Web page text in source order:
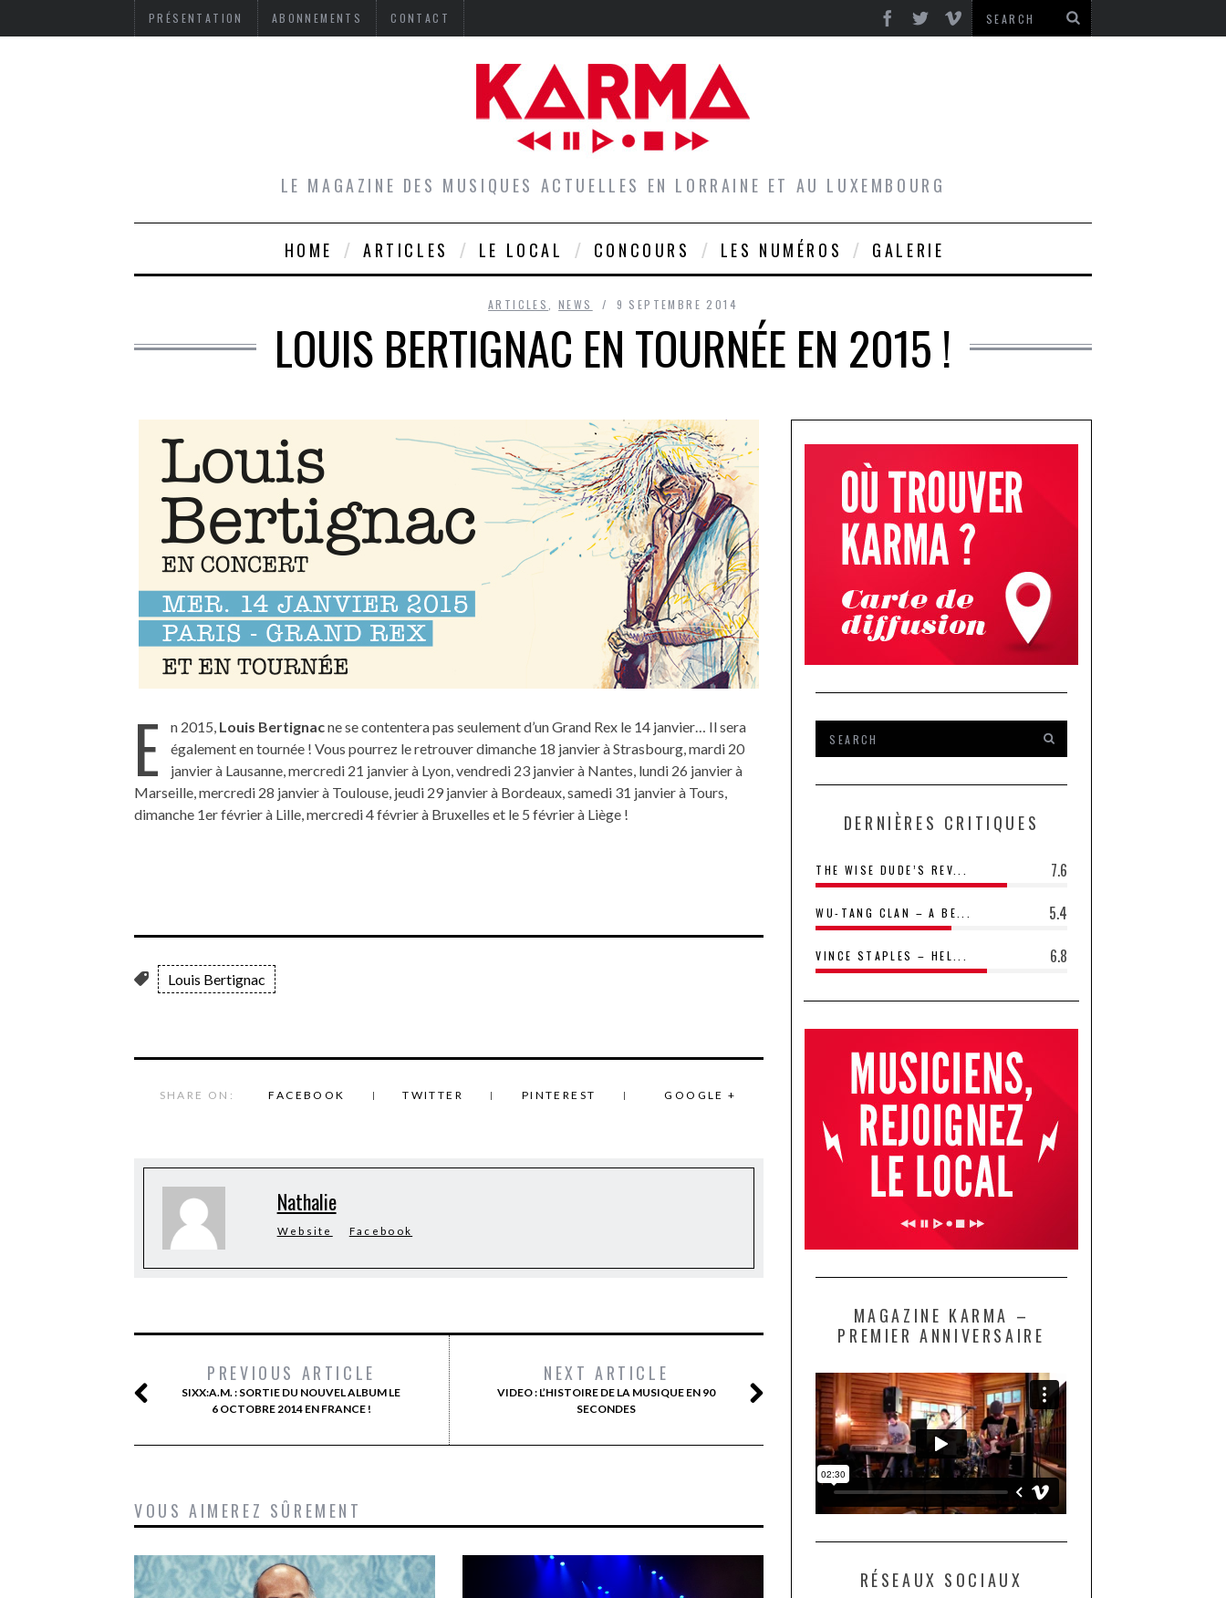
PRÉSENTATION ABONNEMENTS CONTACT
LE MAGAZINE DES MUSIQUES ACTUELLES EN LORRAINE ET AU LUXEMBOURG
HOME ARTICLES LE LOCAL CONCOURS LES NUMÉROS GALERIE
ARTICLES ,NEWS 9 SEPTEMBRE 2014
LOUIS BERTIGNAC EN TOURNÉE EN 2015 !
E n 2015, Louis Bertignacne se contentera pas seulement d’un Grand Rex le 14 janvier… Il sera
également en tournée ! Vous pourrez le retrouver dimanche 18 janvier à Strasbourg, mardi 20
janvier à Lausanne, mercredi 21 janvier à Lyon, vendredi 23 janvier à Nantes, lundi 26 janvier à
Marseille, mercredi 28 janvier à Toulouse, jeudi 29 janvier à Bordeaux, samedi 31 janvier à Tours,
dimanche 1er février à Lille, mercredi 4 février à Bruxelles et le 5 février à Liège !
Louis Bertignac
SHARE ON: FACEBOOK TWITTER PINTEREST GOOGLE +
Nathalie
Website Facebook
PREVIOUS ARTICLE
SIXX:A.M. : SORTIE DU NOUVEL ALBUM LE
6 OCTOBRE 2014 EN FRANCE !
NEXT ARTICLE
VIDEO : L’HISTOIRE DE LA MUSIQUE EN 90
SECONDES
VOUS AIMEREZ SÛREMENT
DERNIÈRES CRITIQUES
7.6
THE WISE DUDE’S REV...
5.4
WU-TANG CLAN – A BE...
6.8
VINCE STAPLES – HEL...
MAGAZINE KARMA –
PREMIER ANNIVERSAIRE
RÉSEAUX SOCIAUX